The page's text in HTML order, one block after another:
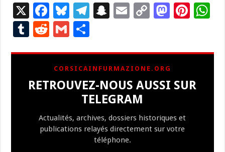
X
F
ac
e
b
o
o
Bl
u
es
ky
T
gr
a
m
S
p
c
h
at
E
l
C
y
Li
n
M
d
n
Pi
es
T
bl
r
R
d
di
t
G
ai
l
ta
g
er
CORSICAINFURMAZIONE.ORG
RETROUVEZ-NOUS AUSSI SUR
TELEGRAM
Actualités, archives, dossiers historiques et
publications relayés directement sur votre
téléphone.